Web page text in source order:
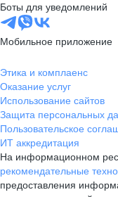
Боты для уведомлений
Мобильное приложение
Этика и комплаенс
Оказание услуг
Использование сайтов
Защита персональных
Пользовательское
ИТ аккредитация
На информационном
рекомендательные
предоставления